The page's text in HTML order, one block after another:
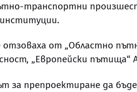
транспортни
от „Областно
„Европейски пътища“
препроектиране да